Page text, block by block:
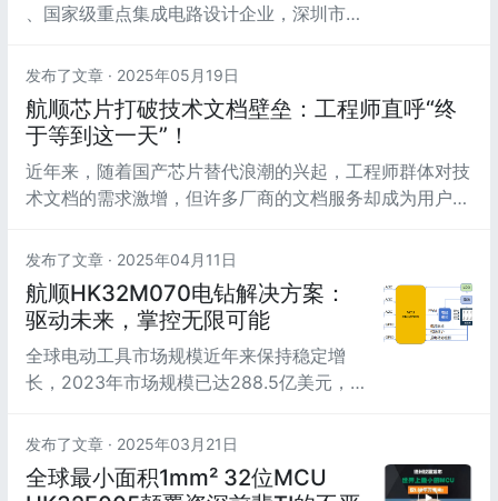
、国家级重点集成电路设计企业，深圳市重
业、福布斯/胡润全球独角兽、身披荣光。
公司先后完成八轮战略融资、连续获深圳国
资委深投控、深创投、顺为资本、中电科、
中航，中科院国科投、海尔、方广资本等知
名机构八轮数亿元战略融资，背靠...
发布了文章 · 2025年05月19日
航顺芯片打破技术文档壁垒：工程师直呼“终
于等到这一天”！
近年来，随着国产芯片替代浪潮的兴起，工程师群体对技
术文档的需求激增，但许多厂商的文档服务却成为用户吐
发布了文章 · 2025年04月11日
航顺HK32M070电钻解决方案：
驱动未来，掌控无限可能
全球电动工具市场规模近年来保持稳定增
长，2023年市场规模已达288.5亿美元，
增长率达6.9%。中国市场表现尤为亮眼，
2023年电动工具销售规模达200.8亿元，
同比增长6.9%，预计2024年将突破214.7
发布了文章 · 2025年03月21日
全球最小面积1mm² 32位MCU